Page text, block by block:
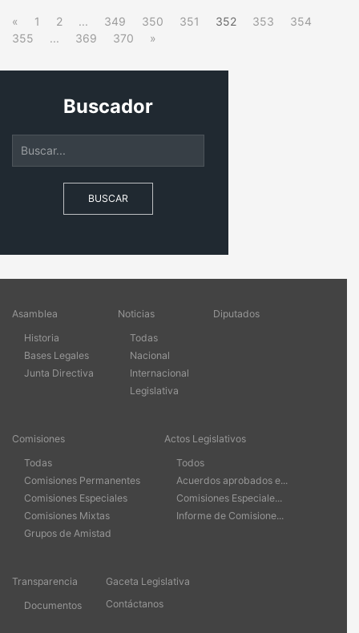
« 1 2 ... 349 350 351 352 353
354
355
... 369 370 »
Buscador
BUSCAR
Asamblea
Historia
Bases Legales
Junta Directiva
Noticias
Todas
Nacional
Internacional
Legislativa
Diputados
Comisiones
Todas
Comisiones Permanentes
Comisiones Especiales
Comisiones Mixtas
Grupos de Amistad
Actos Legislativos
Todos
Acuerdos aprobados e...
Comisiones Especiale...
Informe de Comisione...
Transparencia
Documentos
Gaceta Legislativa
Contáctanos